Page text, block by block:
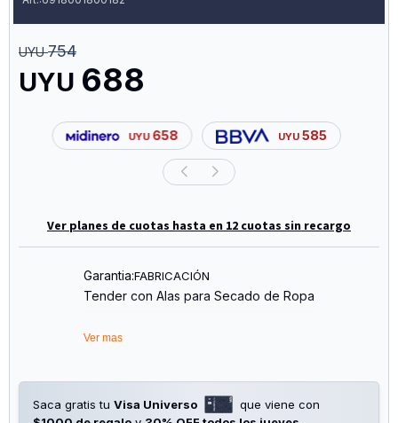
UYU 688
UYU 754
UYU 658 UYU 585
Ver planes de cuotas hasta en 12 cuotas sin recargo
Garantia:FABRICACIÓN
Tender con Alas para Secado de Ropa
Ver mas
Saca gratis tu Visa Universo
que viene con